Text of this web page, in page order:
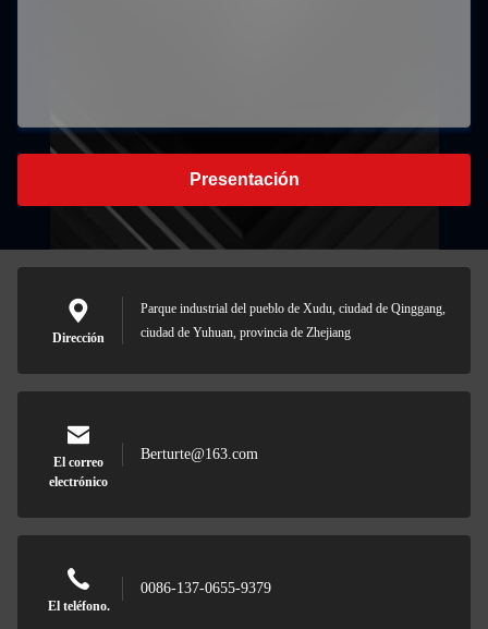
Presentación
Dirección
Parque industrial del pueblo de Xudu, ciudad de Qinggang,
ciudad de Yuhuan, provincia de Zhejiang
El correo
electrónico
Berturte@163.com
El teléfono.
0086-137-0655-9379